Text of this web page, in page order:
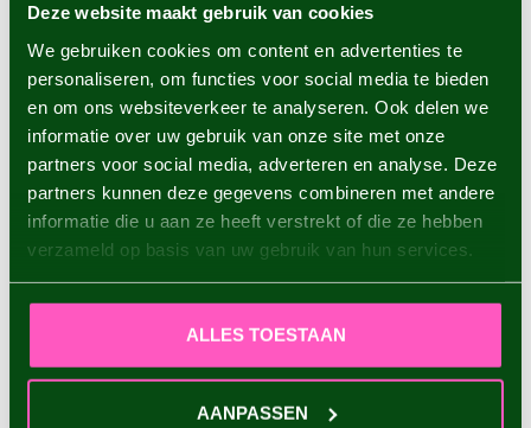
Deze website maakt gebruik van cookies
We gebruiken cookies om content en advertenties te
personaliseren, om functies voor social media te bieden
en om ons websiteverkeer te analyseren. Ook delen we
informatie over uw gebruik van onze site met onze
partners voor social media, adverteren en analyse. Deze
partners kunnen deze gegevens combineren met andere
informatie die u aan ze heeft verstrekt of die ze hebben
verzameld op basis van uw gebruik van hun services.
ALLES TOESTAAN
AANPASSEN
Dahlia Karma Prospero €4,95
Dahlia Linda's Baby €4,95
VU(S) RÉCEMMENT